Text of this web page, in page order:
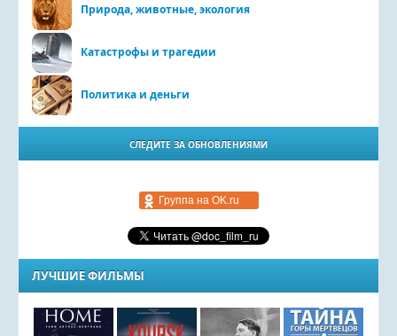
Природа, животные, экология
Катастрофы и трагедии
Политика и деньги
СЛЕДИТЕ ЗА ОБНОВЛЕНИЯМИ
Группа на OK.ru
ЛУЧШИЕ ФИЛЬМЫ